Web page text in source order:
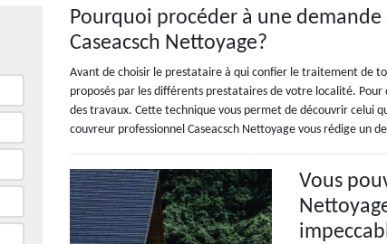
Pourquoi procéder à une
Caseacsch Nettoyage?
Avant de choisir le prestataire à qui confier le traitement de
proposés par les différents prestataires de votre localité.
des travaux. Cette technique vous permet de découvrir celui
couvreur professionnel Caseacsch Nettoyage vous rédige un
Vous